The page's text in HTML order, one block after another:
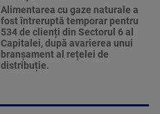
Alimentarea cu gaze naturale a
fost întreruptă temporar pentru
534 de clienți din Sectorul 6 al
Capitalei, după avarierea unui
branșament al rețelei de
distribuție.